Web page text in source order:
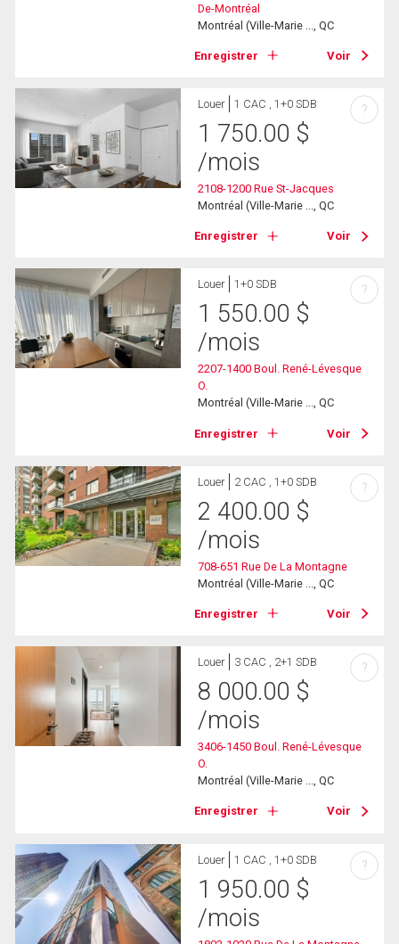
De-Montréal
Montréal (Ville-Marie ..., QC
Enregistrer Voir
Louer 1 CAC , 1+0 SDB
1 750.00 $
/mois
2108-1200 Rue St-Jacques
Montréal (Ville-Marie ..., QC
Enregistrer Voir
?
Louer 1+0 SDB
1 550.00 $
/mois
2207-1400 Boul. René-Lévesque
O.
Montréal (Ville-Marie ..., QC
Enregistrer Voir
?
Louer 2 CAC , 1+0 SDB
2 400.00 $
/mois
708-651 Rue De La Montagne
Montréal (Ville-Marie ..., QC
Enregistrer Voir
?
Louer 3 CAC , 2+1 SDB
8 000.00 $
/mois
3406-1450 Boul. René-Lévesque
O.
Montréal (Ville-Marie ..., QC
Enregistrer Voir
?
Louer 1 CAC , 1+0 SDB
1 950.00 $
/mois
?